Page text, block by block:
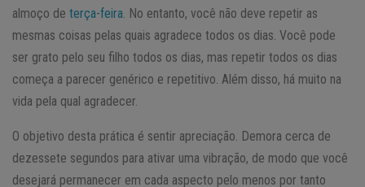
almoço de terça-feira . No entanto, você não deve repetir as
mesmas coisas pelas quais agradece todos os dias. Você pode
ser grato pelo seu filho todos os dias, mas repetir todos os dias
começa a parecer genérico e repetitivo. Além disso, há muito na
vida pela qual agradecer.
O objetivo desta prática é sentir apreciação. Demora cerca de
dezessete segundos para ativar uma vibração, de modo que você
desejará permanecer em cada aspecto pelo menos por tanto